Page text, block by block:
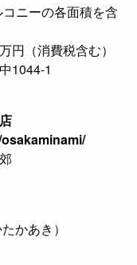
ニーの各面積を含
円（消費税含む）
1044-1
かあき）